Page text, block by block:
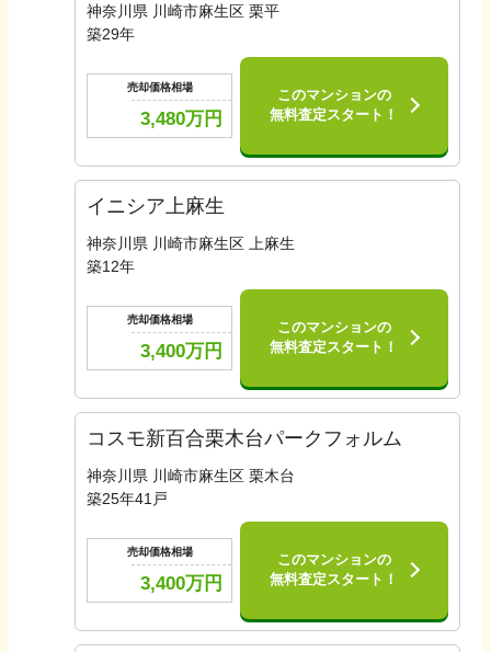
神奈川県 川崎市麻生区 栗平
築29年
売却価格相場
3,480万円
このマンションの
無料査定スタート！
イニシア上麻生
神奈川県 川崎市麻生区 上麻生
築12年
売却価格相場
3,400万円
このマンションの
無料査定スタート！
コスモ新百合栗木台パークフォルム
神奈川県 川崎市麻生区 栗木台
築25年41 戸
売却価格相場
3,400万円
このマンションの
無料査定スタート！